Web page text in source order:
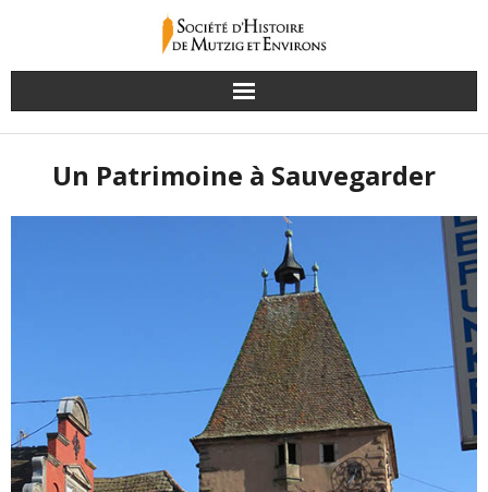
Un Patrimoine à Sauvegarder